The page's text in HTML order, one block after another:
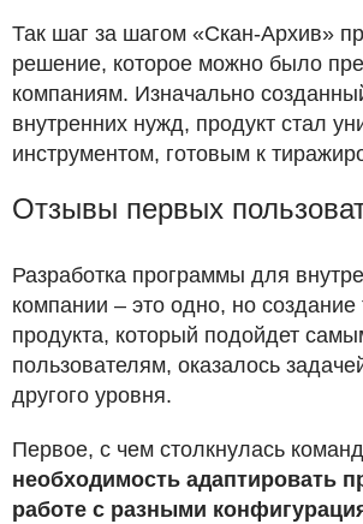
Так шаг за шагом «Скан-Архив»
решение, которое можно было
компаниям. Изначально
внутренних нужд, продукт стал
инструментом, готовым к
Отзывы первых
Разработка программы для
компании – это одно, но создание
продукта, который подойдет
пользователям, оказалось
другого уровня.
Первое, с чем столкнулась
необходимость адаптировать
работе с разными